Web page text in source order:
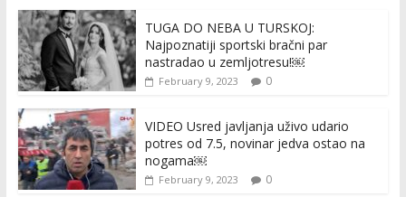
TUGA DO NEBA U TURSKOJ:
Najpoznatiji sportski bračni par
nastradao u zemljotresu!￼
February 9, 2023 0
VIDEO Usred javljanja uživo udario
potres od 7.5, novinar jedva ostao na
nogama￼
February 9, 2023 0